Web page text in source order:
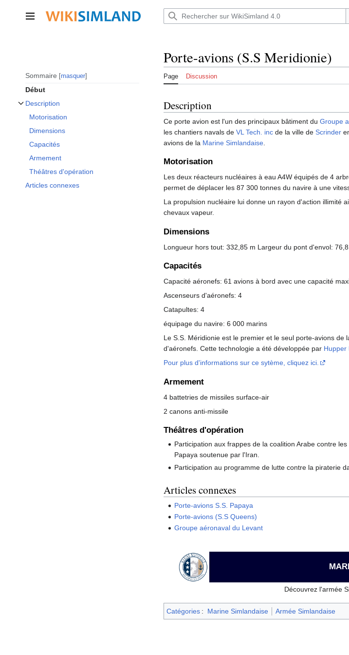
contenu Menu principal
Sommaire masquer
Début
Description
Afficher / masquer la sous-section Description
Motorisation
Dimensions
Capacités
Armement
Théâtres d'opération
Articles connexes
Porte-avions (S.S Meridionie)
Page Discussion
Description
Ce porte avion est l'un des principaux bâtiment du Groupe
les chantiers navals de VL Tech. inc de la ville de Scrinder
avions de la Marine Simlandaise
Motorisation
Les deux réacteurs nucléaires à eau A4W équipés de 4
permet de déplacer les 87 300 tonnes du navire à une
La propulsion nucléaire lui donne un rayon d'action illimité
chevaux vapeur.
Dimensions
Longueur hors tout: 332,85 m Largeur du pont d'envol:
Capacités
Capacité aéronefs: 61 avions à bord avec une capacité
Ascenseurs d'aéronefs: 4
Catapultes: 4
équipage du navire: 6 000 marins
Le S.S. Méridionie est le premier et le seul porte-avions
d'aéronefs. Cette technologie a été développée par Hupper
Pour plus d'informations sur ce sytème, cliquez ici.
Armement
4 battetries de missiles surface-air
2 canons anti-missile
Théâtres d'opération
Participation aux frappes de la coalition Arabe contre
Papaya soutenue par l'Iran.
Participation au programme de lutte contre la piraterie
Articles connexes
Porte-avions S.S. Papaya
Porte-avions (S.S Queens)
Groupe aéronaval du Levant
Découvrez l'armée
Catégories : Marine Simlandaise Armée Simlandaise